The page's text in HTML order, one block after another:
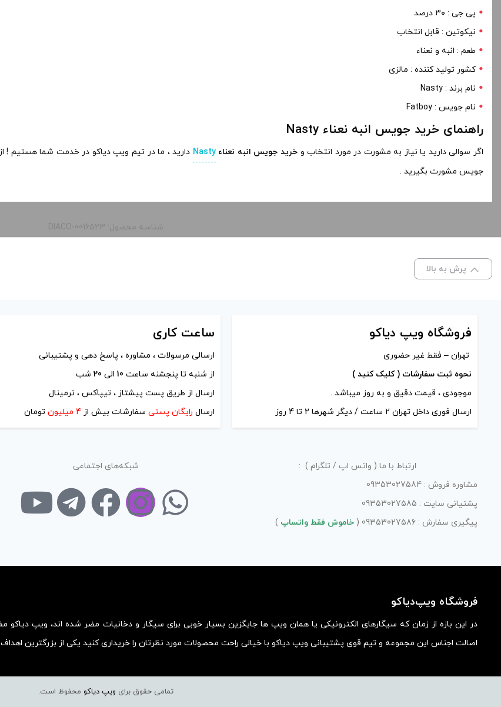
پی جی : ۳۰ درصد
نیکوتین : قابل انتخاب
طعم : انبه و نعناء
کشور تولید کننده : مالزی
نام برند : Nasty
نام جویس : Fatboy
راهنمای خرید جویس انبه نعناء Nasty
اگر سوالی دارید یا نیاز به مشورت در مورد انتخاب و خرید جویس انبه نعناءNasty دارید ، ما در تیم ویپ دیاکو در خدمت شما هستیم !
جویس مشورت بگیرید .
شناسه محصول: DIACO-0016523
پرش به بالا
فروشگاه ویپ دیاکو
تهران – فقط غیر حضوری
نحوه ثبت سفارشات ( کلیک کنید )
موجودی ، قیمت دقیق و به روز میباشد .
ارسال فوری داخل تهران 2 ساعت / دیگر شهرها 2 تا 4 روز
ساعت کاری
ارسالی مرسولات ، مشاوره ، پاسخ دهی و پشتیبانی
از شنبه تا پنجشنه ساعت 10الی 20شب
ارسال از طریق پست پیشتاز ، تیپاکس ، ترمینال
ارسال رایگان پستی سفارشات بیش از 4 میلیون تومان
ارتباط با ما ( واتس اپ / تلگرام ) :
مشاوره فروش : 09353027584
پشتیانی سایت : 09353027585
پیگیری سفارش : 09353027586 (
خاموش فقط واتساپ )
شبکه‌های اجتماعی
فروشگاه ویپ‌دیاکو
در این بازه از زمان که سیگارهای الکترونیکی یا همان ویپ ها جایگزین بسیار خوبی برای سیگار و دخانیات مضر شده اند، ویپ
اصالت اجناس این مجموعه و تیم قوی پشتیبانی ویپ دیاکو با خیالی راحت محصولات مورد نظرتان را خریداری کنید یکی از بزرگترین
تمامی حقوق برای ویپ دیاکو محفوظ است.